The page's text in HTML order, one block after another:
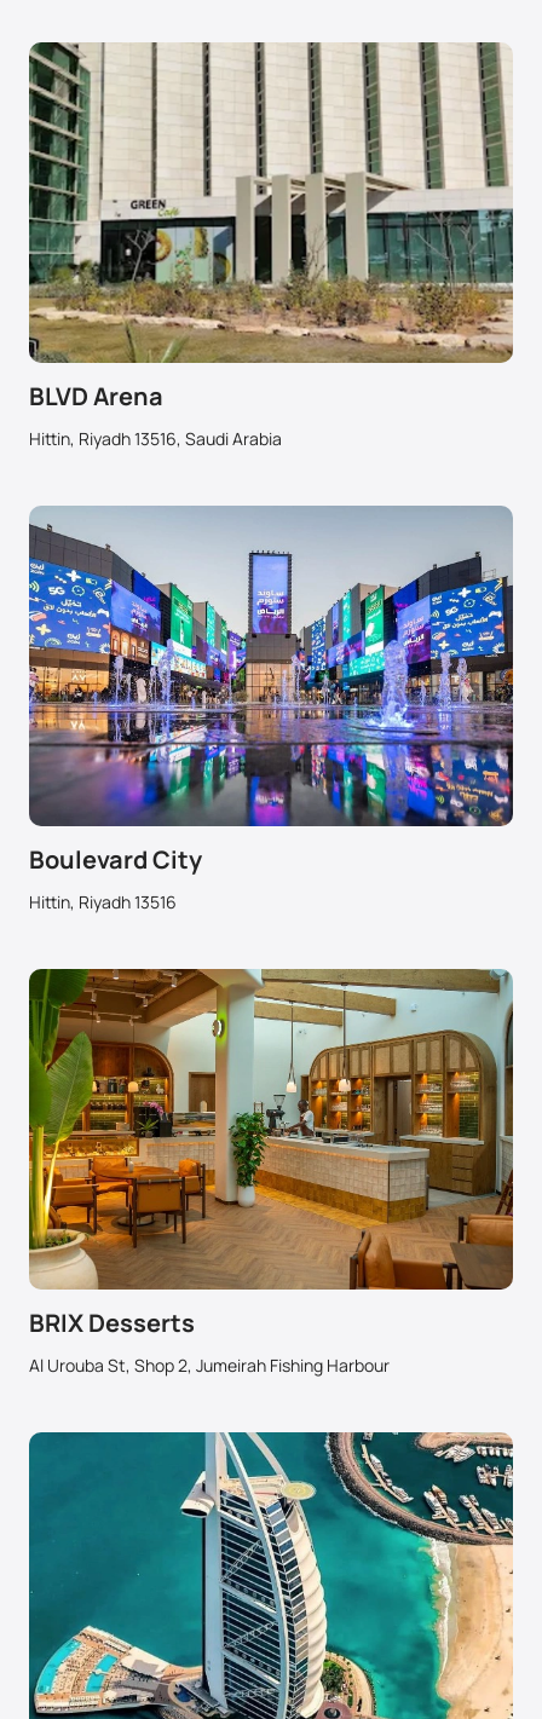
BLVD Arena
Hittin, Riyadh 13516, Saudi Arabia
Boulevard City
Hittin, Riyadh 13516
BRIX Desserts
Al Urouba St, Shop 2, Jumeirah Fishing Harbour